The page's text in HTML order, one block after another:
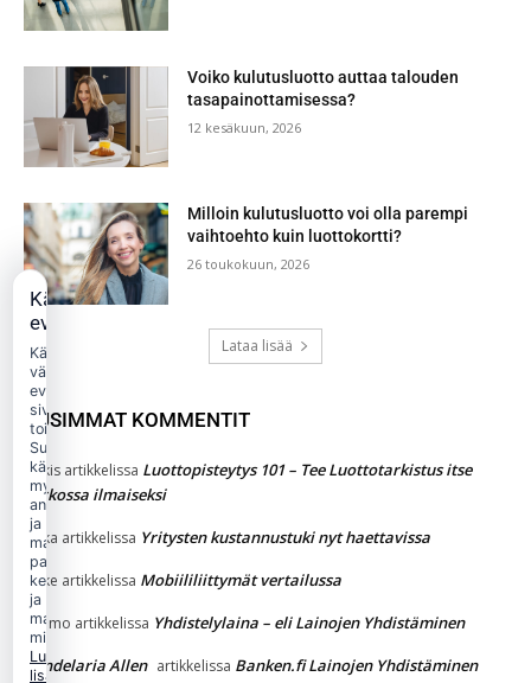
Voiko kulutusluotto auttaa talouden
tasapainottamisessa?
12 kesäkuun, 2026
Milloin kulutusluotto voi olla parempi
vaihtoehto kuin luottokortti?
26 toukokuun, 2026
Lataa lisää
UUSIMMAT KOMMENTIT
Jukkis artikkelissa Luottopisteytys 101 – Tee Luottotarkistus itse
verkossa ilmaiseksi
jaska artikkelissa Yritysten kustannustuki nyt haettavissa
Jakke artikkelissa Mobiililiittymät vertailussa
Kimmo artikkelissa Yhdistelylaina – eli Lainojen Yhdistäminen
Candelaria Allen artikkelissa Banken.fi Lainojen Yhdistäminen
Käytämme
evästeitä
Käytämme
välttämättömiä
evästeitä
sivuston
toimintaan.
Suostumuksellasi
käytämme
myös
analytiikka-
ja
markkinointievästeitä
palvelun
kehittämiseen
ja
mainonnan
mittaamiseen.
Lue
lisää